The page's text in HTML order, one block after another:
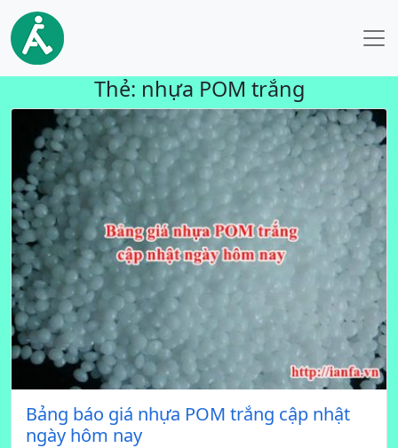
Thẻ: nhựa POM trắng
Bảng báo giá nhựa POM trắng cập nhật
ngày hôm nay